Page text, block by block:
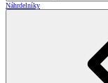
Náhrdelníky